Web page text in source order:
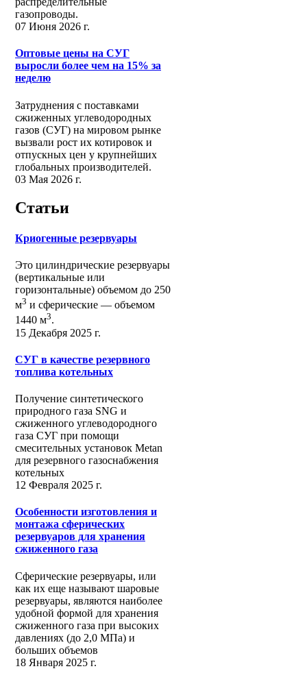
газопроводы.
07 Июня 2026 г.
Оптовые цены на СУГ
выросли более чем на 15% за
неделю
Затруднения с поставками
сжиженных углеводородных
газов (СУГ) на мировом рынке
вызвали рост их котировок и
отпускных цен у крупнейших
глобальных производителей.
03 Мая 2026 г.
Статьи
Криогенные резервуары
Это цилиндрические резервуары
(вертикальные или
горизонтальные) объемом до 250
м3 и сферические ― объемом
1440 м3.
15 Декабря 2025 г.
СУГ в качестве резервного
топлива котельных
Получение синтетического
природного газа SNG и
сжиженного углеводородного
газа СУГ при помощи
смесительных установок Metan
для резервного газоснабжения
котельных
12 Февраля 2025 г.
Особенности изготовления и
монтажа сферических
резервуаров для хранения
сжиженного газа
Сферические резервуары, или
как их еще называют шаровые
резервуары, являются наиболее
удобной формой для хранения
сжиженного газа при высоких
давлениях (до 2,0 МПа) и
больших объемов
18 Января 2025 г.